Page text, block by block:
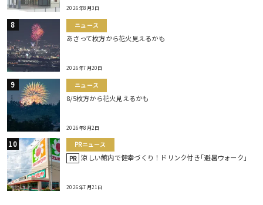
2026年8月3日
ニュース
あさって枚方から花火見えるかも
2026年7月20日
ニュース
8/5枚方から花火見えるかも
2026年8月2日
PRニュース
PR 涼しい館内で健幸づくり！ドリンク付き｢避暑ウォーク｣
2026年7月21日